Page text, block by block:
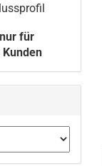
für